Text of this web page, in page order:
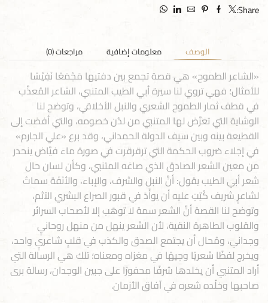
Share:
الوصف معلومات إضافية مراجعات (0)
«الشاعر الطموح» هي قصة تجمع بين دفتيها مَجْمَعًا نَفِيْسًا
للأمثال؛ فهي تروي لنا سيرة أبي الطيب المتنبي، الشاعر المُعذَّب
في قطف ثمار الطموح الشعري والنبل الأخلاقي، وتوضح لنا
الوشاية التي تعرَّض لها المتنبي من لدُن خصومه، والتي أفضت إلى
القطيعة بينه وبين سيف الدولة الحمداني، وقد برع «علي الجارم»
في إجلاء ضروب الحكمة التي ترقرقرت في صورة ماء فيَّاض ينحدر
من معين الشعر الصادق الذي صاغه المتنبي، وكأن لسان حال
شعر أبي الطيب يقول: أنَّ النبل والشرف، والإباء، والأنَفَة سماتُ
لشاعرٍ شريف كُتِبَ عليه أن يوأَدَ في قبور الصراع البشري الآثم،
وتوضح لنا القصة أنَّ الشعر سمة لا توهَب إلا لأصحاب السرائر
والقلوب الطاهرة النقية، لأن الشعر ينهل من منهل روحانيٍ
وجداني، ومُحال أن يجتمع الصدق والكذب في قلبٍ شاعريٍ واحد،
ويخرج لفظًا شعريًا وجيهًا في مغزاه ومعناه؛ تلك هي الرسالة التي
أراد المتنبي أن يخلدها شرفًا محفورًا على جبين الوجدان، رسالة برى
صاحبها وخلّده شعره في آفاق الأزمان.